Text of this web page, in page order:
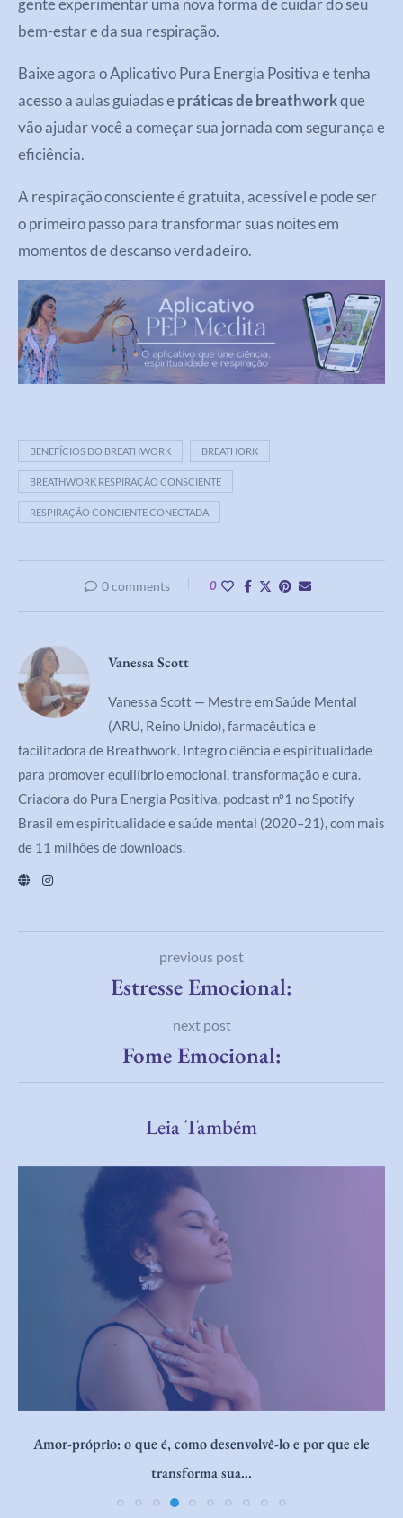
gente experimentar uma nova forma de cuidar do seu
bem-estar e da sua respiração.
Baixe agora o Aplicativo Pura Energia Positiva e tenha
acesso a aulas guiadas e práticas de breathworkque
vão ajudar você a começar sua jornada com segurança e
eficiência.
A respiração consciente é gratuita, acessível e pode ser
o primeiro passo para transformar suas noites em
momentos de descanso verdadeiro.
BENEFÍCIOS DO BREATHWORK BREATHORK
BREATHWORK RESPIRAÇÃO CONSCIENTE
RESPIRAÇÃO CONCIENTE CONECTADA
0 comments 0
Vanessa Scott
Vanessa Scott — Mestre em Saúde Mental
(ARU, Reino Unido), farmacêutica e
facilitadora de Breathwork. Integro ciência e espiritualidade
para promover equilíbrio emocional, transformação e cura.
Criadora do Pura Energia Positiva, podcast nº1 no Spotify
Brasil em espiritualidade e saúde mental (2020–21), com mais
de 11 milhões de downloads.
previous post
Estresse Emocional:
next post
Fome Emocional:
Leia Também
Considerações Éticas e Segurança em Práticas de Breathwork